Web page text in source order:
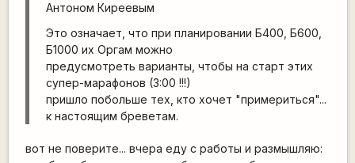
Антоном Киреевым
Это означает, что при планировании Б400, Б600,
Б1000 их Оргам можно
предусмотреть варианты, чтобы на старт этих
супер-марафонов (3:00 !!!)
пришло побольше тех, кто хочет "примериться"...
к настоящим бреветам.
вот не поверите... вчера еду с работы и размышляю: